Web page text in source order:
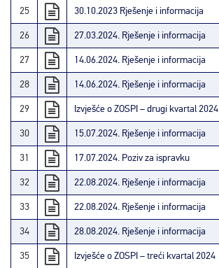
25 30.10.2023 Rješenje i informacija
26 27.03.2024. Rješenje i informacija
27 14.06.2024. Rješenje i informacija
28 14.06.2024. Rješenje i informacija
29 Izvješće o ZOSPI – drugi kvartal 2024
30 15.07.2024. Rješenje i informacija
31 17.07.2024. Poziv za ispravku
32 22.08.2024. Rješenje i informacija
33 22.08.2024. Rješenje i informacija
34 28.08.2024. Rješenje i informacija
35 Izvješće o ZOSPI – treći kvartal 2024